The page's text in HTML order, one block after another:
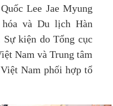
Lee Jae Myung
và Du lịch Hàn
kiện do Tổng cục
Nam và Trung tâm
Nam phối hợp tổ